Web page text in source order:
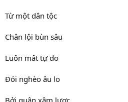
Từ một dân tộc
Chân lội bùn sâu
Luôn mất tự do
Đói nghèo âu lo
Bởi quân xâm lược